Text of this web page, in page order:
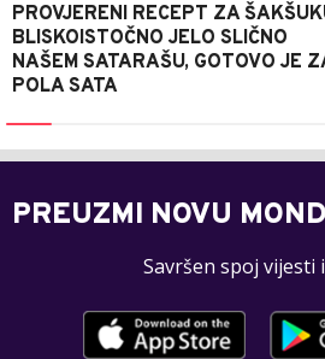
PROVJERENI RECEPT ZA
BLISKOISTOČNO JELO SLIČNO
NAŠEM SATARAŠU, GOTOVO JE
POLA SATA
PREUZMI NOVU
Savršen spoj vijesti